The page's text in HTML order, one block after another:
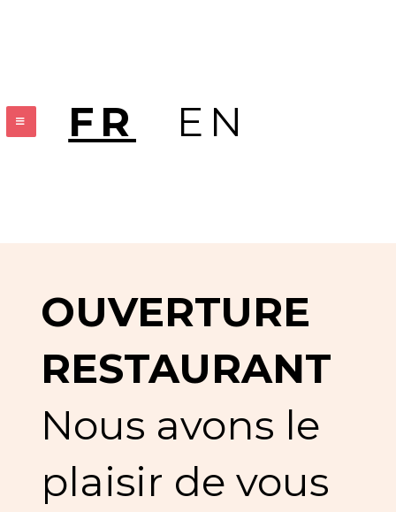
FR EN
OUVERTURE
RESTAURANT
Nous avons le
plaisir de vous